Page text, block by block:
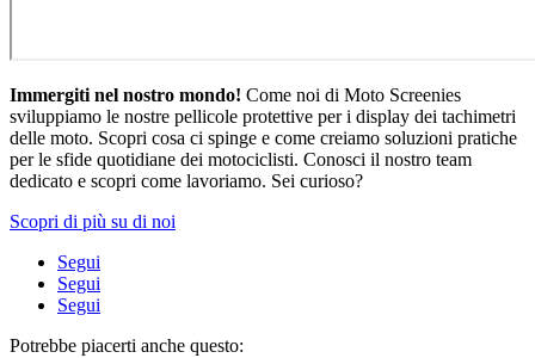
Immergiti nel nostro mondo! Come noi di Moto Screenies
sviluppiamo le nostre pellicole protettive per i display dei tachimetri
delle moto. Scopri cosa ci spinge e come creiamo soluzioni pratiche
per le sfide quotidiane dei motociclisti. Conosci il nostro team
dedicato e scopri come lavoriamo. Sei curioso?
Scopri di più su di noi
Segui
Segui
Segui
Potrebbe piacerti anche questo: